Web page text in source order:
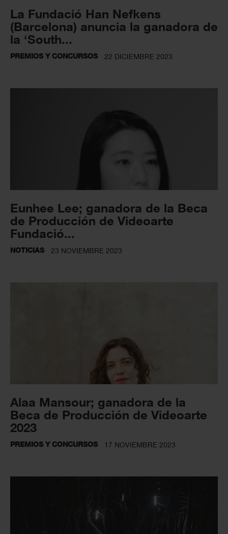
La Fundació Han Nefkens
(Barcelona) anuncia la ganadora de
la ‘South...
PREMIOS Y CONCURSOS 22 DICIEMBRE 2023
Eunhee Lee; ganadora de la Beca
de Producción de Videoarte
Fundació...
NOTICIAS 23 NOVIEMBRE 2023
Alaa Mansour; ganadora de la
Beca de Producción de Videoarte
2023
PREMIOS Y CONCURSOS 17 NOVIEMBRE 2023